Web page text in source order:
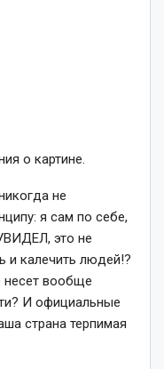
о картине.
не
я сам по себе,
это не
и калечить людей!?
несет вообще
И официальные
страна терпимая